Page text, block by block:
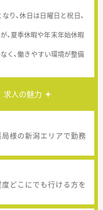
り、休日は日曜日と祝日、
、夏季休暇や年末年始休暇
く、働きやすい環境が整備
求人の魅力
様の新潟エリアで勤務
どこにでも行ける方を